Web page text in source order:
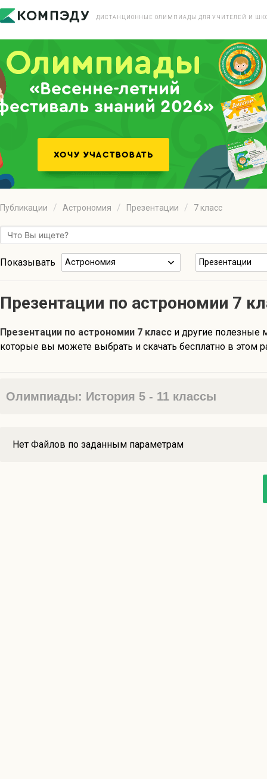
ДИСТАНЦИОННЫЕ ОЛИМПИАДЫ ДЛЯ УЧИТЕЛЕЙ И
«Весенне-летний
знаний 2026»
Публикации Астрономия Презентации 7 класс
Показывать Астрономия Презентации
Презентации по астрономии 7
Презентации по астрономии 7 класс и другие полезные
которые вы можете выбрать и скачать бесплатно в этом
Олимпиады: История 5 - 11 классы
Нет Файлов по заданным параметрам